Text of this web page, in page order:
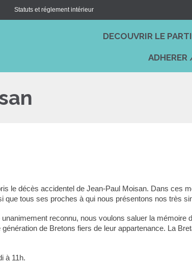
Statuts et réglement intérieur
DECOUVRIR LE PARTI
le décès accidentel de Jean-Paul Moisan. Dans ces
tous ses proches à qui nous présentons nos très
reconnu, nous voulons saluer la
de Bretons fiers de leur appartenance. La
à 11h.